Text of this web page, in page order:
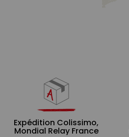
Expédition Colissimo,
Mondial Relay France